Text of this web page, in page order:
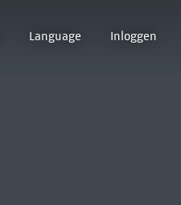
Language Inloggen